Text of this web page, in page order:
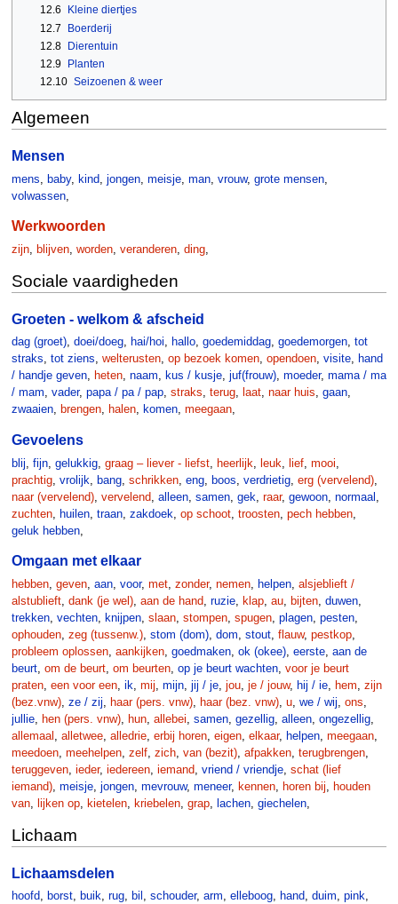
12.6
Kleine diertjes
12.7
Boerderij
12.8 Dierentuin
12.9
Planten
12.10 Seizoenen & weer
Algemeen
Mensen
mens baby, kind jongen, meisje, man, vrouw, grote mensen,
volwassen,
Werkwoorden
zijn, blijven, worden, veranderen, ding,
Sociale vaardigheden
Groeten - welkom & afscheid
dag (groet), doei/doeg, hai/hoi, hallo, goedemiddag, goedemorgen, tot
straks, tot ziens, welterusten, op bezoek komen, opendoen, visite, hand
/ handje geven, heten, naam, kus / kusje, juf(frouw), moeder, mama / ma
/ mam, vader, papa / pa / pap, straks, terug, laat, naar huis, gaan,
zwaaien, brengen, halen, komen, meegaan,
Gevoelens
blij fijn, gelukkig, graag – liever - liefst, heerlijk leuk lief, mooi
prachtig, vrolijk bang, schrikken, eng, boos verdrietig, erg (vervelend),
naar (vervelend), vervelend alleen, samen, gek raar, gewoon, normaal
zuchten, huilen, traan, zakdoek op schoot, troosten, pech hebben,
geluk hebben,
Omgaan met elkaar
hebben, geven, aan, voor, met, zonder, nemen, helpen, alsjeblieft /
alstublieft, dank (je wel), aan de hand, ruzie, klap, au, bijten, duwen,
trekken, vechten, knijpen, slaan, stompen, spugen, plagen, pesten,
ophouden, zeg (tussenw.), stom (dom), dom, stout, flauw, pestkop,
probleem oplossen, aankijken, goedmaken, ok (okee), eerste, aan de
beurt, om de beurt, om beurten, op je beurt wachten, voor je beurt
praten, een voor een, ik, mij, mijn, jij / je, jou, je / jouw, hij / ie, hem, zijn
(bez.vnw), ze / zij, haar (pers. vnw), haar (bez. vnw), u, we / wij, ons,
jullie, hen (pers. vnw), hun, allebei, samen, gezellig, alleen, ongezellig,
allemaal , alletwee, alledrie, erbij horen, eigen, elkaar, helpen, meegaan,
meedoen, meehelpen, zelf, zich, van (bezit), afpakken, terugbrengen,
teruggeven, ieder, iedereen, iemand, vriend / vriendje, schat (lief
iemand), meisje, jongen, mevrouw, meneer, kennen, horen bij, houden
van, lijken op, kietelen, kriebelen, grap, lachen, giechelen,
Lichaam
Lichaamsdelen
hoofd, borst, buik, rug, bil , schouder, arm, elleboog, hand, duim, pink,